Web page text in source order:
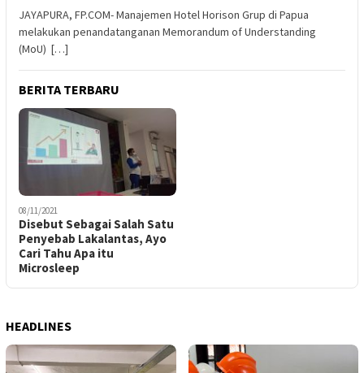
JAYAPURA, FP.COM- Manajemen Hotel Horison Grup di Papua
melakukan penandatanganan Memorandum of Understanding
(MoU) […]
BERITA TERBARU
08/11/2021
Disebut Sebagai Salah Satu
Penyebab Lakalantas, Ayo
Cari Tahu Apa itu
Microsleep
HEADLINES